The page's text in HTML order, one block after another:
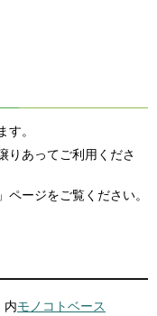
す。
りあってご利用くださ
」ページをご覧ください。
内モノコトベース